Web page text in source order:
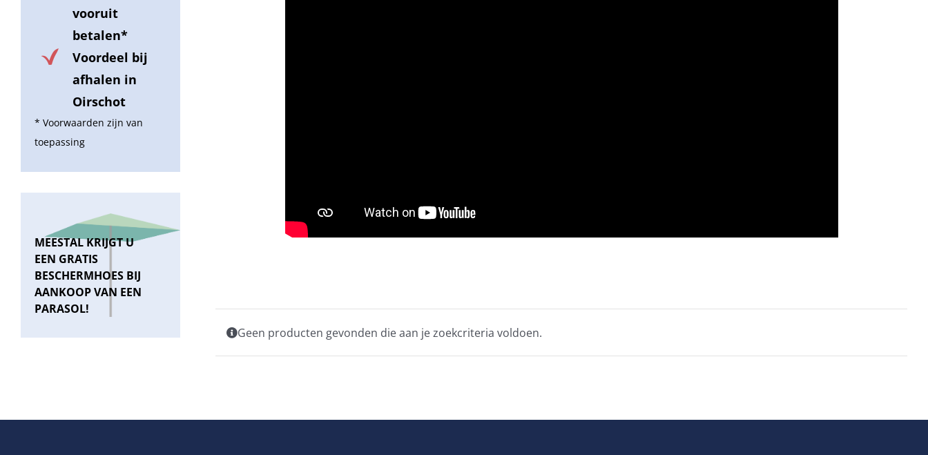
Geen producten gevonden die aan je zoekcriteria voldoen.
vooruit
betalen*
Voordeel bij
afhalen in
Oirschot
* Voorwaarden zijn van
toepassing
MEESTAL KRIJGT U
EEN GRATIS
BESCHERMHOES BIJ
AANKOOP VAN EEN
PARASOL!